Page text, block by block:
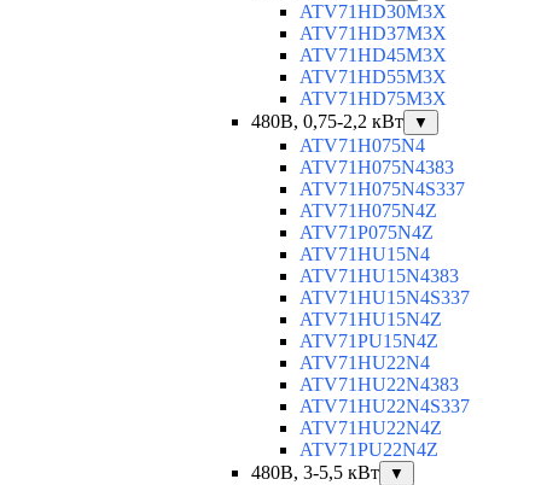
ATV71HD30M3X
ATV71HD37M3X
ATV71HD45M3X
ATV71HD55M3X
ATV71HD75M3X
480В, 0,75-2,2 кВт
▼
ATV71H075N4
ATV71H075N4383
ATV71H075N4S337
ATV71H075N4Z
ATV71P075N4Z
ATV71HU15N4
ATV71HU15N4383
ATV71HU15N4S337
ATV71HU15N4Z
ATV71PU15N4Z
ATV71HU22N4
ATV71HU22N4383
ATV71HU22N4S337
ATV71HU22N4Z
ATV71PU22N4Z
480В, 3-5,5 кВт
▼